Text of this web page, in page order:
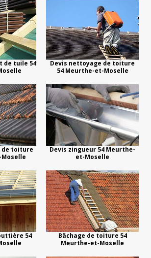
de tuile 54
Devis nettoyage de toiture
54 Meurthe-et-Moselle
de toiture
Devis zingueur 54 Meurthe-
et-Moselle
54
Bâchage de toiture 54
Meurthe-et-Moselle